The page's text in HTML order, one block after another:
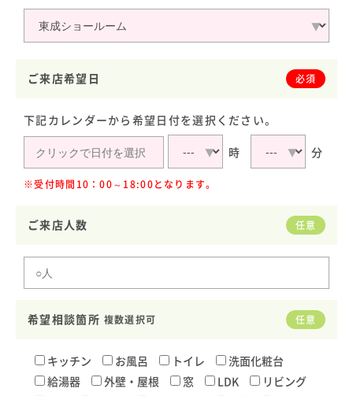
ご来店希望日 必須
下記カレンダーから希望日付を選択ください。
時 分
※受付時間10：00～18:00となります。
ご来店人数 任意
希望相談箇所 複数選択可 任意
キッチン お風呂 トイレ
洗面化粧台
給湯器
外壁・屋根 窓 LDK
リビング